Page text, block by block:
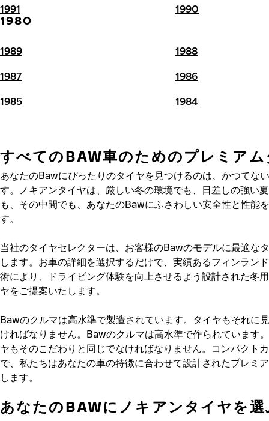
1991 1990
1980
1989 1988
1987 1986
1985 1984
すべてのBAW車のためのプレミア
あなたのBawにぴったりのタイヤを見つけるのは、かつてな
す。ノキアンタイヤは、厳しい冬の環境でも、日差しの強い
も、その中間でも、あなたのBawにふさわしい安全性と性能
す。
当社のタイヤセレクターは、お客様のBawのモデルに最適な
します。お車の詳細を選択するだけで、実績あるフィンラン
術により、ドライビング体験を向上させるよう設計された冬
ヤをご提案いたします。
Bawのクルマは高水準で製造されています。タイヤもそれに
ければなりません。Bawのクルマは高水準で作られています
ヤもそのこだわりと同じでなければなりません。コンパクト
で、私たちはあなたの車の特徴に合わせて設計されたプレミ
します。
あなたのBAWにノキアンタイヤを選